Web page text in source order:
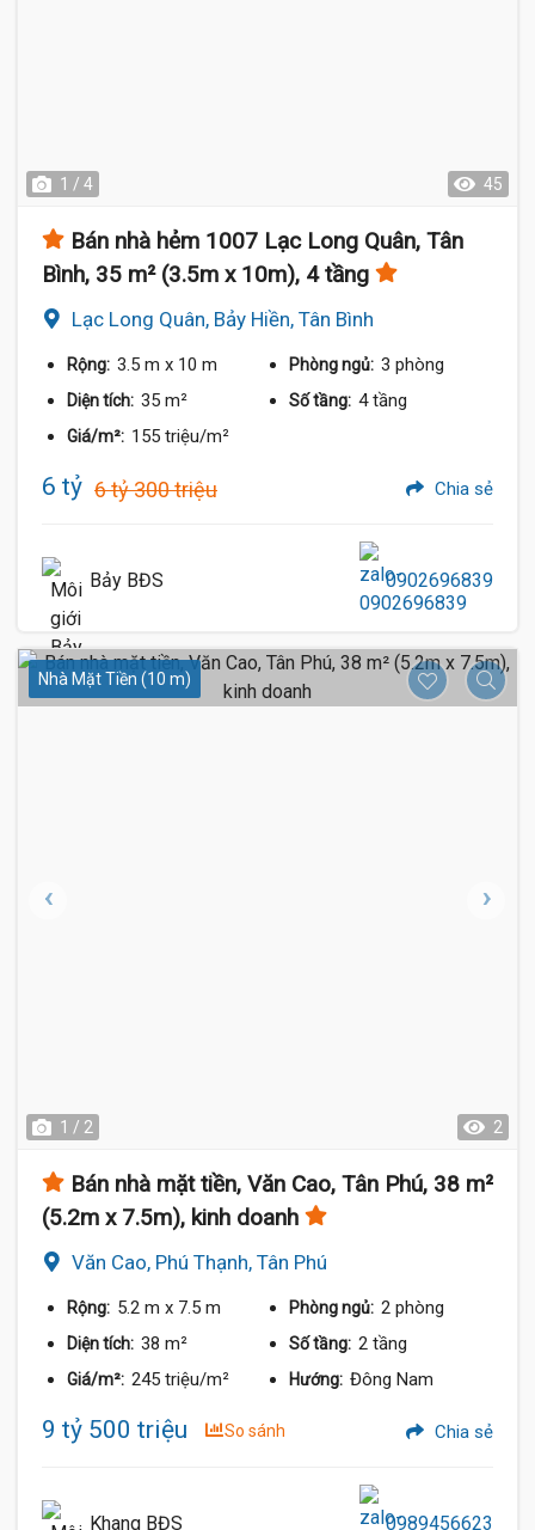
1 / 4 45
Bán nhà hẻm 1007 Lạc Long Quân, Tân
Bình, 35 m² (3.5m x 10m), 4 tầng
Lạc Long Quân, Bảy Hiền, Tân Bình
Rộng: 3.5 m x 10 m Phòng ngủ: 3 phòng
Diện tích: 35 m² Số tầng: 4 tầng
Giá/m²: 155 triệu/m²
6 tỷ 6 tỷ 300 triệu Chia sẻ
Bảy BĐS 0902696839
Nhà Mặt Tiền (10 m)
1 / 2 2
Bán nhà mặt tiền, Văn Cao, Tân Phú, 38 m²
(5.2m x 7.5m), kinh doanh
Văn Cao, Phú Thạnh, Tân Phú
Rộng: 5.2 m x 7.5 m Phòng ngủ: 2 phòng
Diện tích: 38 m² Số tầng: 2 tầng
Giá/m²: 245 triệu/m² Hướng: Đông Nam
9 tỷ 500 triệu So sánh Chia sẻ
Khang BĐS 0989456623